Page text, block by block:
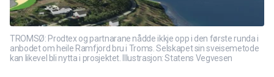
TROMSØ: Prodtex og partnarane nådde ikkje opp i den første runda i
anbodet om heile Ramfjord bru i Troms. Selskapet sin sveisemetode
kan likevel bli nytta i prosjektet. Illustrasjon: Statens Vegvesen